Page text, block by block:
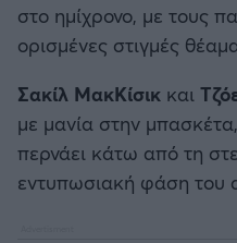
Αστέρας Τρίπολης
Παναιτωλικός
Καλαμάτα
στο ημίχρονο, με τους
ορισμένες στιγμές
Σακίλ ΜακΚίσικ και
με μανία στην
περνάει κάτω από τη
εντυπωσιακή φάση του